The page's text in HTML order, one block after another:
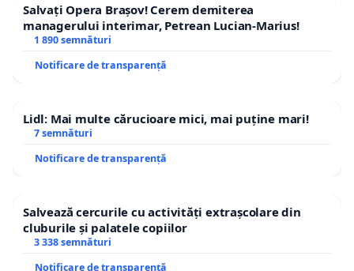
Salvați Opera Brașov! Cerem demiterea
managerului interimar, Petrean Lucian-Marius!
1 890 semnături
Notificare de transparență
Lidl: Mai multe cărucioare mici, mai puține mari!
7 semnături
Notificare de transparență
Salvează cercurile cu activități extrașcolare din
cluburile și palatele copiilor
3 338 semnături
Notificare de transparență